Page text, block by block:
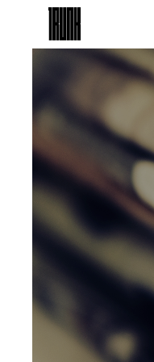
TRUNK
TRUNK（
TRUNK（
TRUNK （
TRUNK（
TRUNK
（
TRUNK（
TRUNK（
ABOUT US